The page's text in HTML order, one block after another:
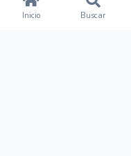
Inicio Buscar